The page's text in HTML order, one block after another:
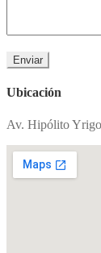
Ubicación
Av. Hipólito